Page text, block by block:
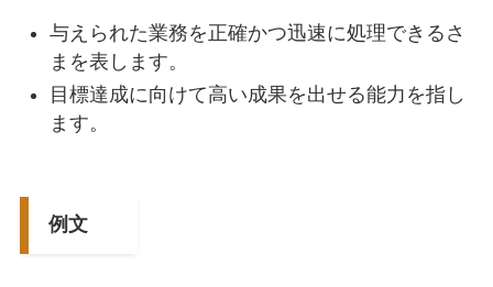
与えられた業務を正確かつ迅速に処理できるさ
まを表します。
目標達成に向けて高い成果を出せる能力を指し
ます。
例文